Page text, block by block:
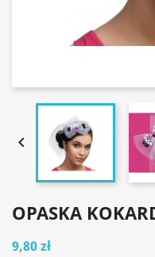

OPASKA
9,80 zł